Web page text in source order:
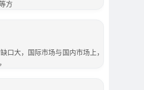
方
口大，国际市场与国内市场上，